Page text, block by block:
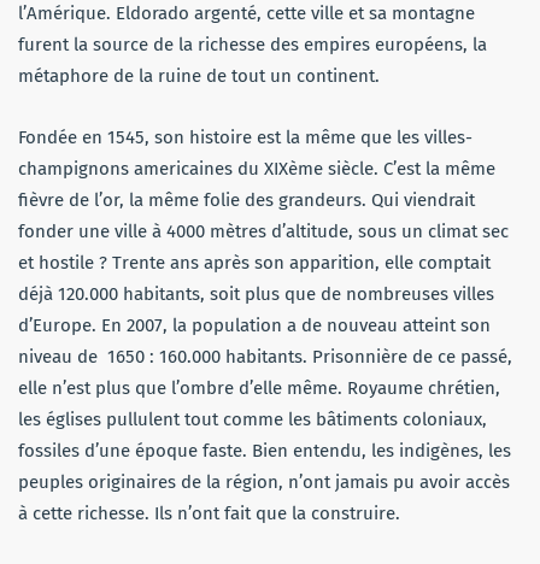
l’Amérique. Eldorado argenté, cette ville et sa montagne
furent la source de la richesse des empires européens, la
métaphore de la ruine de tout un continent.
Fondée en 1545, son histoire est la même que les villes-
champignons americaines du XIXème siècle. C’est la même
fièvre de l’or, la même folie des grandeurs. Qui viendrait
fonder une ville à 4000 mètres d’altitude, sous un climat sec
et hostile ? Trente ans après son apparition, elle comptait
déjà 120.000 habitants, soit plus que de nombreuses villes
d’Europe. En 2007, la population a de nouveau atteint son
niveau de 1650 : 160.000 habitants. Prisonnière de ce passé,
elle n’est plus que l’ombre d’elle même. Royaume chrétien,
les églises pullulent tout comme les bâtiments coloniaux,
fossiles d’une époque faste. Bien entendu, les indigènes, les
peuples originaires de la région, n’ont jamais pu avoir accès
à cette richesse. Ils n’ont fait que la construire.